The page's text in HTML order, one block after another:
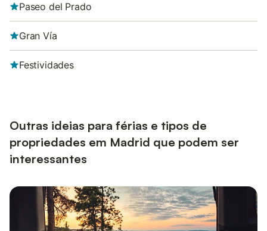
Paseo del Prado
Gran Vía
Festividades
Outras ideias para férias e tipos de
propriedades em Madrid que podem ser
interessantes